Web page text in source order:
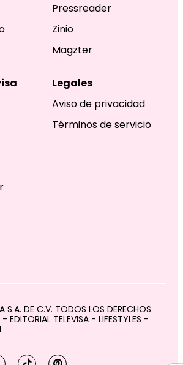
Pressreader
Zinio
Magzter
Legales
Aviso de privacidad
Términos de servicio
S.A. DE C.V. TODOS LOS DERECHOS
EDITORIAL TELEVISA - LIFESTYLES -